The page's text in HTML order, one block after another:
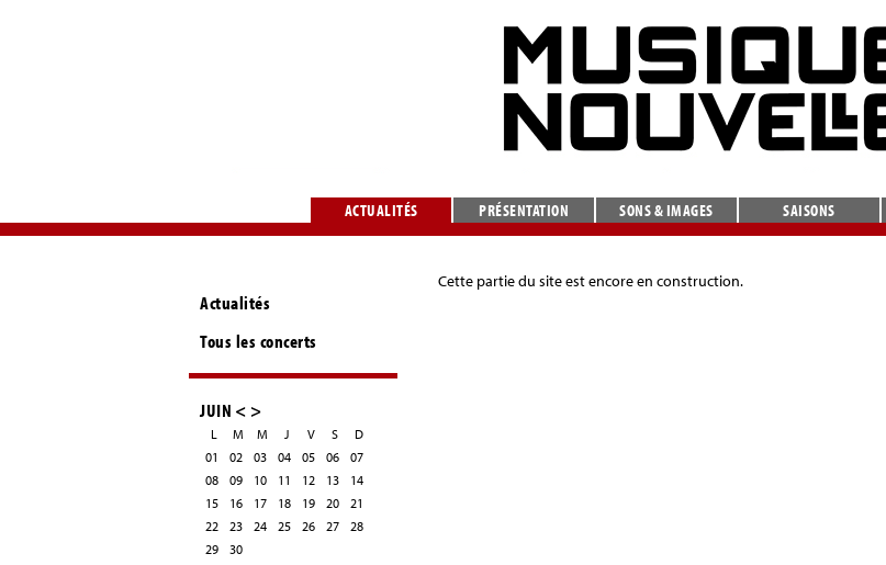
ACTUALITÉS PRÉSENTATION SONS & IMAGES SAISONS
Actualités
Tous les concerts
JUIN < >
L M M J V S
D
01
02 03 04 05 06
07
08
09 10 11 12 13
14
15
16 17 18 19 20
21
22
23 24 25 26 27
28
29
30
Cette partie du site est encore en construction.